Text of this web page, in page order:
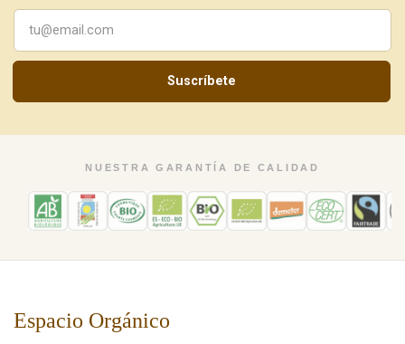
Suscríbete
NUESTRA GARANTÍA DE CALIDAD
Espacio Orgánico